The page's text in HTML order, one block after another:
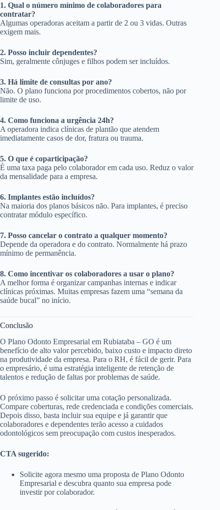
1. Qual o número mínimo de colaboradores para
contratar?
Algumas operadoras aceitam a partir de 2 ou 3 vidas. Outras
exigem mais.
2. Posso incluir dependentes?
Sim, geralmente cônjuges e filhos podem ser incluídos.
3. Há limite de consultas por ano?
Não. O plano funciona por procedimentos cobertos, não por
limite de uso.
4. Como funciona a urgência 24h?
A operadora indica clínicas de plantão que atendem
imediatamente casos de dor, fratura ou trauma.
5. O que é coparticipação?
É uma taxa paga pelo colaborador em cada uso. Reduz o valor
da mensalidade para a empresa.
6. Implantes estão incluídos?
Na maioria dos planos básicos não. Para implantes, é preciso
contratar módulo específico.
7. Posso cancelar o contrato a qualquer momento?
Depende da operadora e do contrato. Normalmente há prazo
mínimo de permanência.
8. Como incentivar os colaboradores a usar o plano?
A melhor forma é organizar campanhas internas e indicar
clínicas próximas. Muitas empresas fazem uma “semana da
saúde bucal” no início.
Conclusão
O Plano Odonto Empresarial em Rubiataba – GO é um
benefício de alto valor percebido, baixo custo e impacto direto
na produtividade da empresa. Para o RH, é fácil de gerir. Para
o empresário, é uma estratégia inteligente de retenção de
talentos e redução de faltas por problemas de saúde.
O próximo passo é solicitar uma cotação personalizada.
Compare coberturas, rede credenciada e condições comerciais.
Depois disso, basta incluir sua equipe e já garantir que
colaboradores e dependentes terão acesso a cuidados
odontológicos sem preocupação com custos inesperados.
CTA sugerido:
Solicite agora mesmo uma proposta de Plano Odonto
Empresarial e descubra quanto sua empresa pode
investir por colaborador.